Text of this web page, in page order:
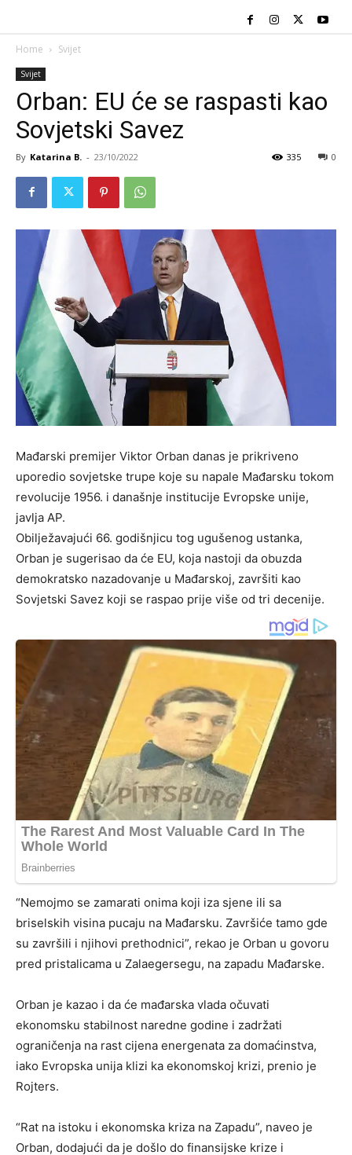
Home Svijet
Svijet
Orban: EU će se raspasti kao
Sovjetski Savez
By Katarina B. - 23/10/2022 0
335
Mađarski premijer Viktor Orban danas je prikriveno
uporedio sovjetske trupe koje su napale Mađarsku tokom
revolucije 1956. i današnje institucije Evropske unije,
javlja AP.
Obilježavajući 66. godišnjicu tog ugušenog ustanka,
Orban je sugerisao da će EU, koja nastoji da obuzda
demokratsko nazadovanje u Mađarskoj, završiti kao
Sovjetski Savez koji se raspao prije više od tri decenije.
“Nemojmo se zamarati onima koji iza sjene ili sa
briselskih visina pucaju na Mađarsku. Završiće tamo gde
su završili i njihovi prethodnici”, rekao je Orban u govoru
pred pristalicama u Zalaegersegu, na zapadu Mađarske.
Orban je kazao i da će mađarska vlada očuvati
ekonomsku stabilnost naredne godine i zadržati
ograničenja na rast cijena energenata za domaćinstva,
iako Evropska unija klizi ka ekonomskoj krizi, prenio je
Rojters.
“Rat na istoku i ekonomska kriza na Zapadu”, naveo je
Orban, dodajući da je došlo do finansijske krize i